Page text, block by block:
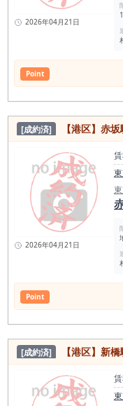
2026年04月21日
Point
[成約済] 【港区】赤坂駅から
2026年04月21日
Point
[成約済] 【港区】新橋駅から徒歩3